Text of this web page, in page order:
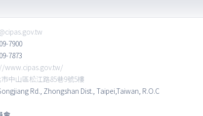
7900
7873
www.cipas.gov.tw/
市中山區松江路85巷9號5樓
Rd., Zhongshan Dist., Taipei,Taiwan, R.O.C